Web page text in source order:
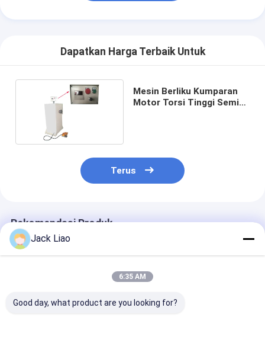
Dapatkan Harga Terbaik Untuk
Mesin Berliku Kumparan
Motor Torsi Tinggi Semi
Terus
Rekomendasi Produk
Jack Liao
6:35 AM
Good day, what product are you looking for?